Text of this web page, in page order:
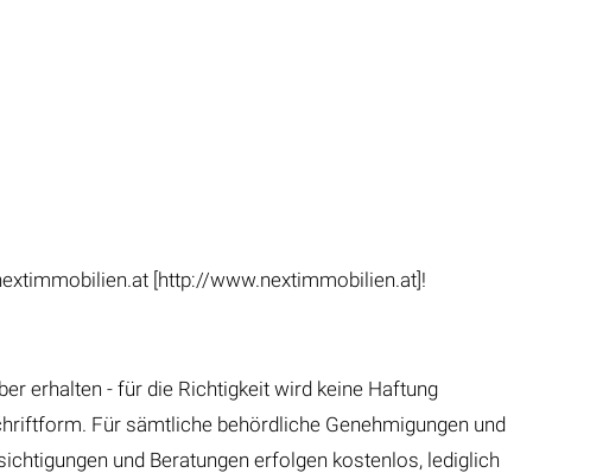
[http://www.nextimmobilien.at]!
erhalten - für die Richtigkeit wird keine Haftung
Für sämtliche behördliche Genehmigungen und
und Beratungen erfolgen kostenlos, lediglich